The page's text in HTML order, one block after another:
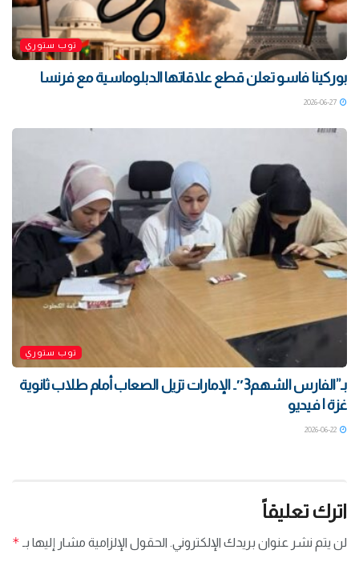
توب ستوري
بوركينا فاسو تعلن قطع علاقاتها الدبلوماسية مع فرنسا
توب ستوري
بـ”الفارس الشهم3″.. الإمارات تزيل الصعاب أمام طلاب ثانوية
غزة | فيديو
اترك تعليقاً
لن يتم نشر عنوان بريدك الإلكتروني. الحقول الإلزامية مشار إليها بـ *